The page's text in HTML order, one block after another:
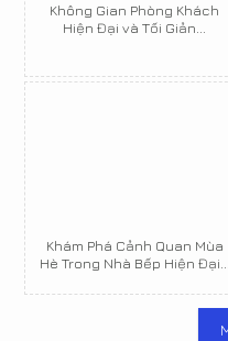
Không Gian Phòng Khách
Hiện Đại và Tối Giản...
Khám Phá Cảnh Quan Mùa
Hè Trong Nhà Bếp Hiện Đại...